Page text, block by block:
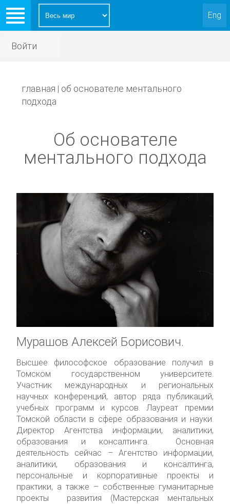
Eng
Войти
главная | об основателе ментального
подхода
Об основателе
ментального подхода
Мурашов Алексей Борисович.
Высшее философское образование получил в
Томском государственном университете.
Участник международных и региональных
научных конференций, автор ряда публикаций,
учебных программ и курсов. Лауреат премии
Томской области в сфере образования и науки.
Директор Агентства информации, аналитики,
образования и консалтинга. Основная
деятельность сейчас – Агентство информации,
аналитики, образования и консалтинга,
персональные и корпоративные проекты и
практики, а также – собственные гуманитарные
проекты развития (Мастерская ментальных